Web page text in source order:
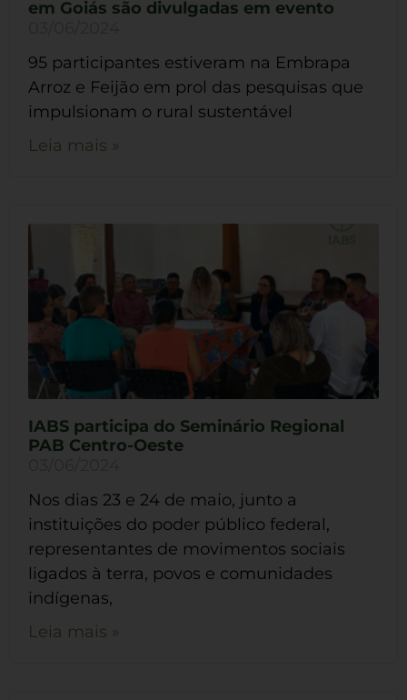
em Goiás são divulgadas em evento
95 participantes estiveram na Embrapa
Arroz e Feijão em prol das pesquisas que
impulsionam o rural sustentável
Leia mais »
IABS participa do Seminário Regional
PAB Centro-Oeste
Nos dias 23 e 24 de maio, junto a
instituições do poder público federal,
representantes de movimentos sociais
ligados à terra, povos e comunidades
indígenas,
Leia mais »